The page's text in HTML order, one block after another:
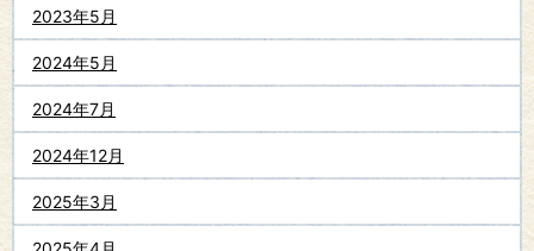
2023年5月
2024年5月
2024年7月
2024年12月
2025年3月